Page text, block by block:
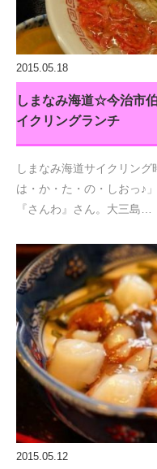
2015.05.18
しまなみ海道☆今治市
イクリングランチ
しまなみ海道サイクリン
は・か・た・の・しおっ♪
『さんわ』さん。大三島…
2015.05.12